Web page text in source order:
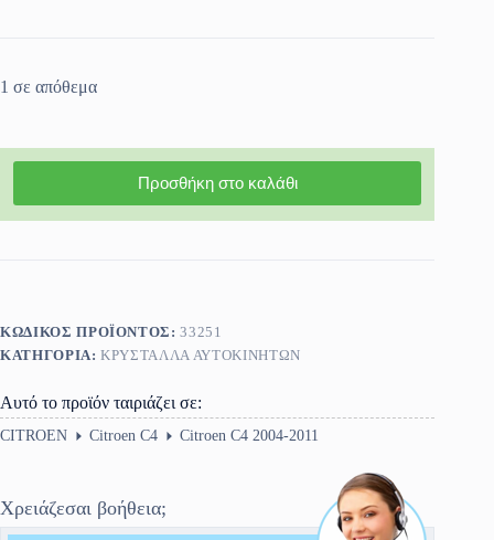
1 σε απόθεμα
Προσθήκη στο καλάθι
ΚΩΔΙΚΌΣ ΠΡΟΪΌΝΤΟΣ:33251
ΚΑΤΗΓΟΡΊΑ:ΚΡΎΣΤΑΛΛΑ ΑΥΤΟΚΙΝΉΤΩΝ
Αυτό το προϊόν ταιριάζει σε:
CITROEN Citroen C4 Citroen C4 2004-2011
Χρειάζεσαι βοήθεια;